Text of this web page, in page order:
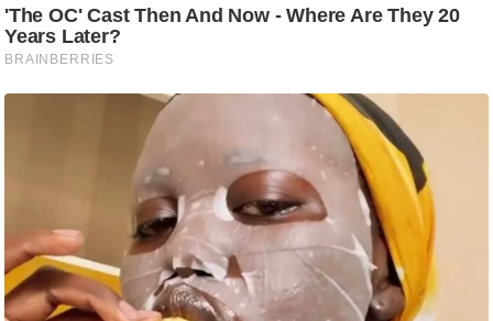
इ
फ
इ
जी
ब्यू
टी